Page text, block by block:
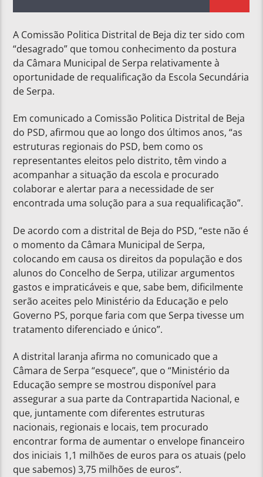
A Comissão Politica Distrital de Beja diz ter sido com
“desagrado” que tomou conhecimento da postura
da Câmara Municipal de Serpa relativamente à
oportunidade de requalificação da Escola Secundária
de Serpa.
Em comunicado a Comissão Politica Distrital de Beja
do PSD, afirmou que ao longo dos últimos anos, “as
estruturas regionais do PSD, bem como os
representantes eleitos pelo distrito, têm vindo a
acompanhar a situação da escola e procurado
colaborar e alertar para a necessidade de ser
encontrada uma solução para a sua requalificação”.
De acordo com a distrital de Beja do PSD, “este não é
o momento da Câmara Municipal de Serpa,
colocando em causa os direitos da população e dos
alunos do Concelho de Serpa, utilizar argumentos
gastos e impraticáveis e que, sabe bem, dificilmente
serão aceites pelo Ministério da Educação e pelo
Governo PS, porque faria com que Serpa tivesse um
tratamento diferenciado e único”.
A distrital laranja afirma no comunicado que a
Câmara de Serpa “esquece”, que o “Ministério da
Educação sempre se mostrou disponível para
assegurar a sua parte da Contrapartida Nacional, e
que, juntamente com diferentes estruturas
nacionais, regionais e locais, tem procurado
encontrar forma de aumentar o envelope financeiro
dos iniciais 1,1 milhões de euros para os atuais (pelo
que sabemos) 3,75 milhões de euros”.